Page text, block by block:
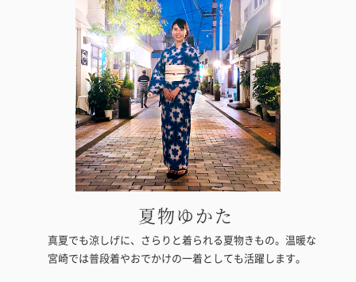
夏物ゆかた
真夏でも涼しげに、さらりと着られる夏物きもの。温暖な
宮崎では普段着やおでかけの一着としても活躍します。